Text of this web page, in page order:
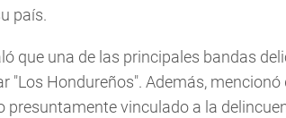
país.
que una de las principales bandas
"Los Hondureños". Además,
presuntamente vinculado a la